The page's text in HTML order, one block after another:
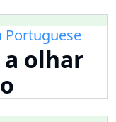
Portuguese
a olhar